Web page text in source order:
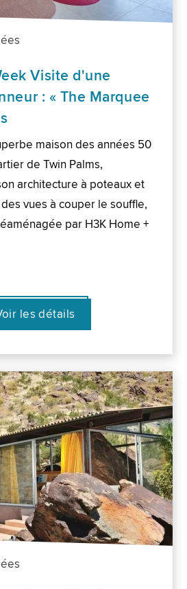
Visite d'une
: « The Marquee
maison des années 50
de Twin Palms,
architecture à poteaux et
vues à couper le souffle,
par H3K Home +
les détails